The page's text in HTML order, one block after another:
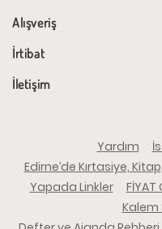
Alışveriş
İrtibat
İletişim
Yardım
Edirne’de Kırtasiye,
Yapada Linkler
FİYAT
Kalem